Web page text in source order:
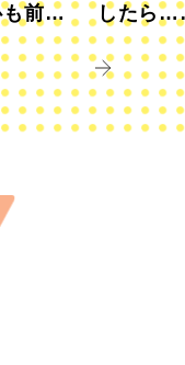
前向
したら
すか？